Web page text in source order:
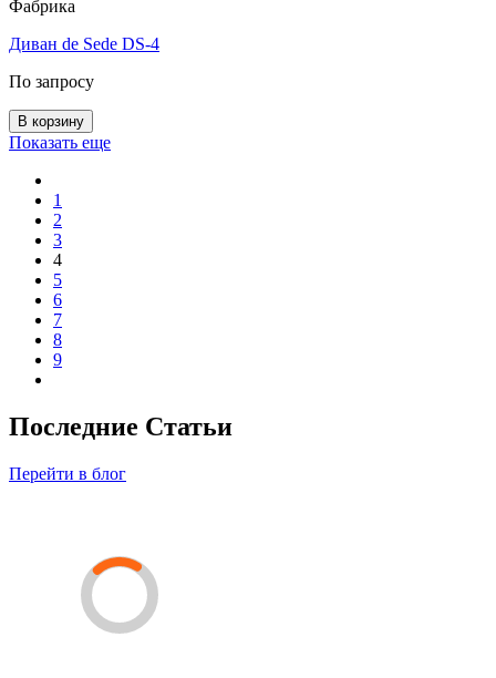
Фабрика
Диван de Sede DS-4
По запросу
В корзину
Показать еще
1
2
3
4
5
6
7
8
9
Последние Статьи
Перейти в блог